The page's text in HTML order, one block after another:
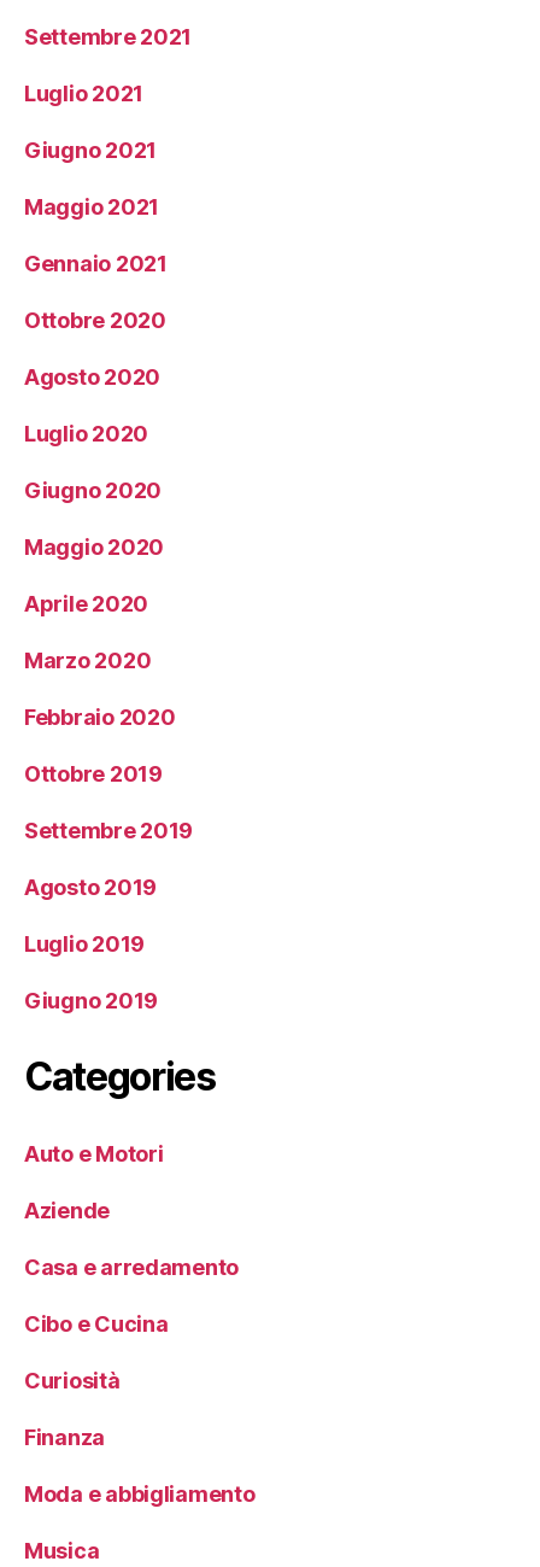
Settembre 2021
Luglio 2021
Giugno 2021
Maggio 2021
Gennaio 2021
Ottobre 2020
Agosto 2020
Luglio 2020
Giugno 2020
Maggio 2020
Aprile 2020
Marzo 2020
Febbraio 2020
Ottobre 2019
Settembre 2019
Agosto 2019
Luglio 2019
Giugno 2019
Categories
Auto e Motori
Aziende
Casa e arredamento
Cibo e Cucina
Curiosità
Finanza
Moda e abbigliamento
Musica